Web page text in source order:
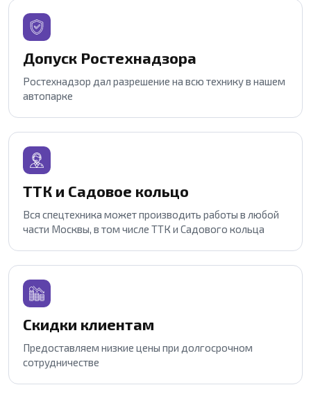
Допуск Ростехнадзора
Ростехнадзор дал разрешение на всю технику в нашем
автопарке
ТТК и Садовое кольцо
Вся спецтехника может производить работы в любой
части Москвы, в том числе ТТК и Садового кольца
Скидки клиентам
Предоставляем низкие цены при долгосрочном
сотрудничестве